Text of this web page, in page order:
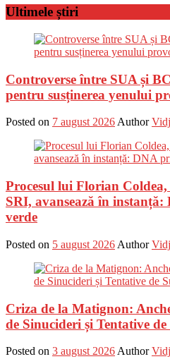
Ultimele știri
Controverse între SUA și
pentru susținerea yenului
Posted on 7 august 2026 Author
Procesul lui Florian
SRI, avansează în instanță:
verde
Posted on 5 august 2026 Author
Criza de la Matignon:
de Sinucideri și Tentative de
Posted on 3 august 2026 Author